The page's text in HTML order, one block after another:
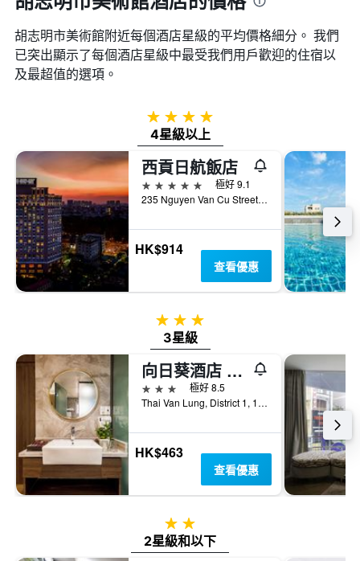
胡志明市美術館附近每個酒店星級的平均價格細分。 我們
已突出顯示了每個酒店星級中最受我們用戶歡迎的住宿以
及最超值的選項。
4星級
4星級以上
西貢日航飯店
5星級
極好 9.1
235 Nguyen Van Cu Street, District 1, 胡志明市, 越南
HK$914
查看優惠
3星級
3星級
向日葵酒店 - 胡志明市
3星級
極好 8.5
Thai Van Lung, District 1, 11B, 胡志明市, 越南
HK$463
查看優惠
2星級
2星級和以下